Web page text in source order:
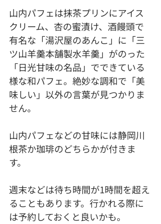
山内パフェは抹茶プリンにアイス
クリーム、杏の蜜漬け、酒饅頭で
有名な「湯沢屋のあんこ」に「三
ツ山羊羹本舗製水羊羹」がのった
「日光甘味の名品」でできている
様な和パフェ。絶妙な調和で「美
味しい」以外の言葉が見つかりま
せん。
山内パフェなどの甘味には静岡川
根茶か珈琲のどちらかが付きま
す。
週末などは待ち時間が1時間を超え
ることもあります。行かれる際に
は予約しておくと良いかも。